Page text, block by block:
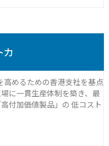
力
高めるための香港支社を基点
に一貫生産体制を築き、最
付加価値製品」の 低コスト